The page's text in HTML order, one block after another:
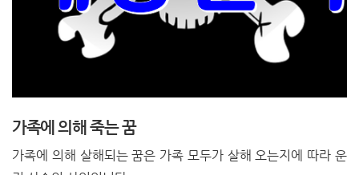
가족에 의해 죽는 꿈
가족에 의해 살해되는 꿈은 가족 모두가 살해 오는지에 따라 운